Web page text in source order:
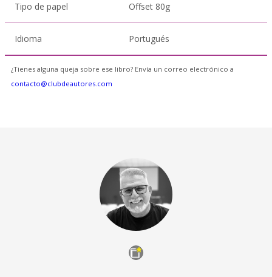
Tipo de papel Offset 80g
Idioma Portugués
¿Tienes alguna queja sobre ese libro? Envía un correo electrónico a
contacto@clubdeautores.com